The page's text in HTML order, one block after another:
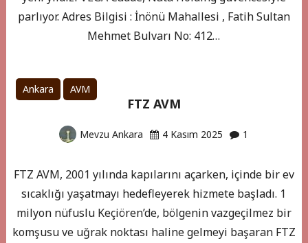
parlıyor. Adres Bilgisi : İnönü Mahallesi , Fatih Sultan
Mehmet Bulvarı No: 412…
Ankara AVM
FTZ AVM
Mevzu Ankara 4 Kasım 2025 1
FTZ AVM, 2001 yılında kapılarını açarken, içinde bir ev
sıcaklığı yaşatmayı hedefleyerek hizmete başladı. 1
milyon nüfuslu Keçiören’de, bölgenin vazgeçilmez bir
komşusu ve uğrak noktası haline gelmeyi başaran FTZ